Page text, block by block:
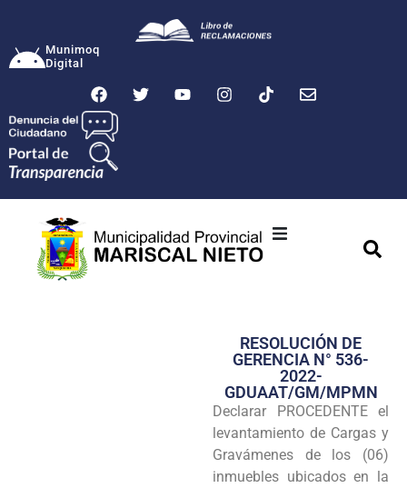
Munimoq
Digital
Transparencia
Seguridad
Programas
Intranet
RESOLUCIÓN DE
GERENCIA N° 536-
2022-
GDUAAT/GM/MPMN
Declarar PROCEDENTE el
levantamiento de Cargas y
Gravámenes de los (06)
inmuebles ubicados en la